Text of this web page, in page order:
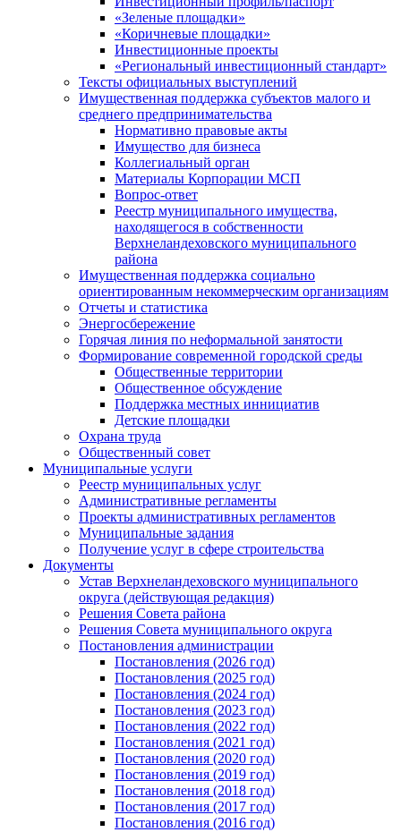
«Зеленые площадки»
«Коричневые площадки»
Инвестиционные проекты
«Региональный инвестиционный стандарт»
Тексты официальных выступлений
Имущественная поддержка субъектов малого и
среднего предпринимательства
Нормативно правовые акты
Имущество для бизнеса
Коллегиальный орган
Материалы Корпорации МСП
Вопрос-ответ
Реестр муниципального имущества,
находящегося в собственности
Верхнеландеховского муниципального
района
Имущественная поддержка социально
ориентированным некоммерческим организациям
Отчеты и статистика
Энергосбережение
Горячая линия по неформальной занятости
Формирование современной городской среды
Общественные территории
Общественное обсуждение
Поддержка местных иннициатив
Детские площадки
Охрана труда
Общественный совет
Муниципальные услуги
Реестр муниципальных услуг
Административные регламенты
Проекты административных регламентов
Муниципальные задания
Получение услуг в сфере строительства
Документы
Устав Верхнеландеховского муниципального
округа (действующая редакция)
Решения Совета района
Решения Совета муниципального округа
Постановления администрации
Постановления (2026 год)
Постановления (2025 год)
Постановления (2024 год)
Постановления (2023 год)
Постановления (2022 год)
Постановления (2021 год)
Постановления (2020 год)
Постановления (2019 год)
Постановления (2018 год)
Постановления (2017 год)
Постановления (2016 год)